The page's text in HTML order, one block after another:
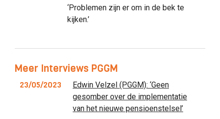
‘Problemen zijn er om in de bek te
kijken.’
Meer Interviews PGGM
23/05/2023
Edwin Velzel (PGGM): ‘Geen
gesomber over de implementatie
van het nieuwe pensioenstelsel’